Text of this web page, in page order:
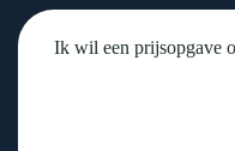
Untitled